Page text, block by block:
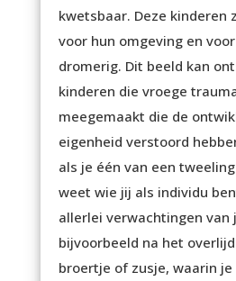
kwetsbaar. Deze kinderen
voor hun omgeving en
dromerig. Dit beeld kan
kinderen die vroege
meegemaakt die de
eigenheid verstoord
als je één van een
weet wie jij als individu
allerlei verwachtingen van
bijvoorbeeld na het
broertje of zusje, waarin